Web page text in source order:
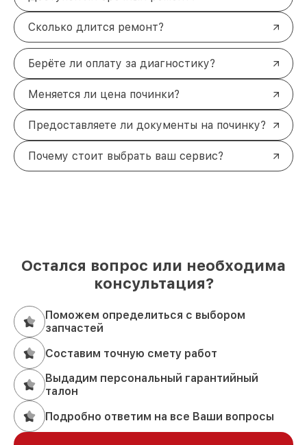
Сколько длится ремонт?
Берёте ли оплату за диагностику?
Меняется ли цена починки?
Предоставляете ли документы на починку?
Почему стоит выбрать ваш сервис?
Остался вопрос или необходима
консультация?
Поможем определиться с выбором
запчастей
Составим точную смету работ
Выдадим персональный гарантийный
талон
Подробно ответим на все Ваши вопросы